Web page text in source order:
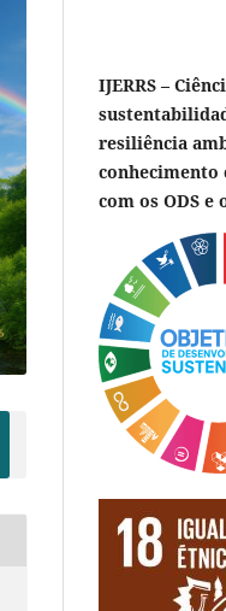
IJERRS –
resiliência
com os ODS e